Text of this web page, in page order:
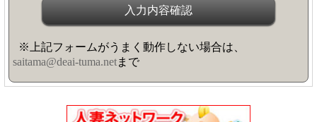
※上記フォームがうまく動作しない場合は、
saitama@deai-tuma.netまで